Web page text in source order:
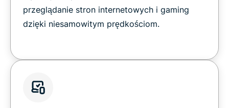
przeglądanie stron internetowych i gaming
dzięki niesamowitym prędkościom.